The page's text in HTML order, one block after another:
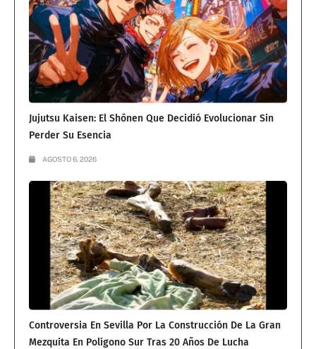
Jujutsu Kaisen: El Shōnen Que Decidió Evolucionar Sin
Perder Su Esencia
AGOSTO 6, 2026
Controversia En Sevilla Por La Construcción De La Gran
Mezquita En Polígono Sur Tras 20 Años De Lucha